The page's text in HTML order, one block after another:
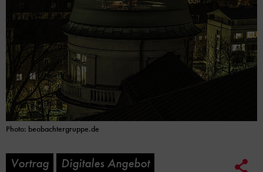
Photo: beobachtergruppe.de
Vortrag Digitales Angebot